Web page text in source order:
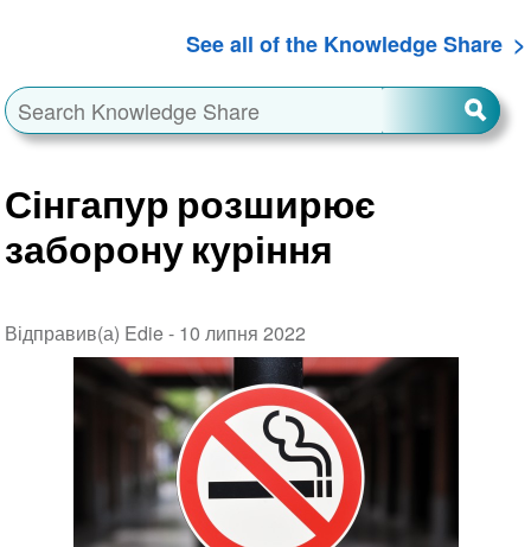
See all of the Knowledge Share
Сінгапур розширює
заборону куріння
Відправив(а) Edie - 10 липня 2022